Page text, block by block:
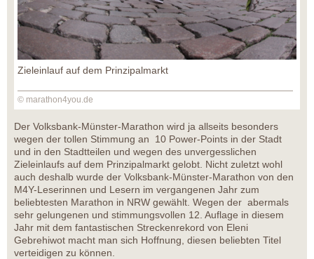
Zieleinlauf auf dem Prinzipalmarkt
© marathon4you.de
Der Volksbank-Münster-Marathon wird ja allseits besonders
wegen der tollen Stimmung an 10 Power-Points in der Stadt
und in den Stadtteilen und wegen des unvergesslichen
Zieleinlaufs auf dem Prinzipalmarkt gelobt. Nicht zuletzt wohl
auch deshalb wurde der Volksbank-Münster-Marathon von den
M4Y-Leserinnen und Lesern im vergangenen Jahr zum
beliebtesten Marathon in NRW gewählt. Wegen der abermals
sehr gelungenen und stimmungsvollen 12. Auflage in diesem
Jahr mit dem fantastischen Streckenrekord von Eleni
Gebrehiwot macht man sich Hoffnung, diesen beliebten Titel
verteidigen zu können.